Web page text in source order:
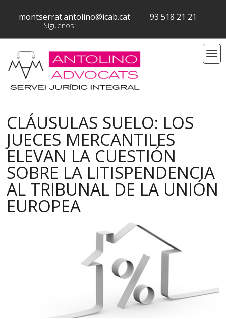
montserrat.antolino@icab.cat 93 518 21 21
Síguenos:
CLÁUSULAS SUELO: LOS
JUECES MERCANTILES
ELEVAN LA CUESTIÓN
SOBRE LA LITISPENDENCIA
AL TRIBUNAL DE LA UNIÓN
EUROPEA